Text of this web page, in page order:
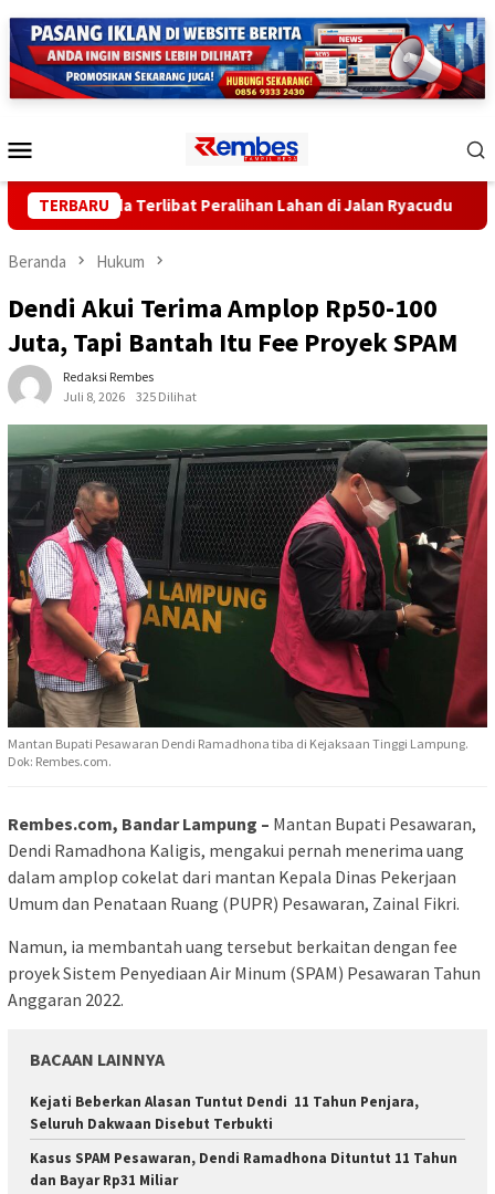
ke
konten
Mobile
TERBARU
Sekda Terlibat Peralihan Lahan di Jalan Ryacudu
Beranda Hukum
Dendi Akui Terima Amplop Rp50-100
Juta, Tapi Bantah Itu Fee Proyek SPAM
Redaksi Rembes
Juli 8, 2026
325 Dilihat
Mantan Bupati Pesawaran Dendi Ramadhona tiba di Kejaksaan Tinggi Lampung.
Dok: Rembes.com.
Rembes.com, Bandar Lampung – Mantan Bupati Pesawaran,
Dendi Ramadhona Kaligis, mengakui pernah menerima uang
dalam amplop cokelat dari mantan Kepala Dinas Pekerjaan
Umum dan Penataan Ruang (PUPR) Pesawaran, Zainal Fikri.
Namun, ia membantah uang tersebut berkaitan dengan fee
proyek Sistem Penyediaan Air Minum (SPAM) Pesawaran Tahun
Anggaran 2022.
BACAAN LAINNYA
Kejati Beberkan Alasan Tuntut Dendi 11 Tahun Penjara,
Seluruh Dakwaan Disebut Terbukti
Kasus SPAM Pesawaran, Dendi Ramadhona Dituntut 11 Tahun
dan Bayar Rp31 Miliar